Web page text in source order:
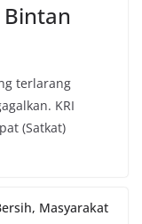
terlarang
KRI
(Satkat)
Masyarakat